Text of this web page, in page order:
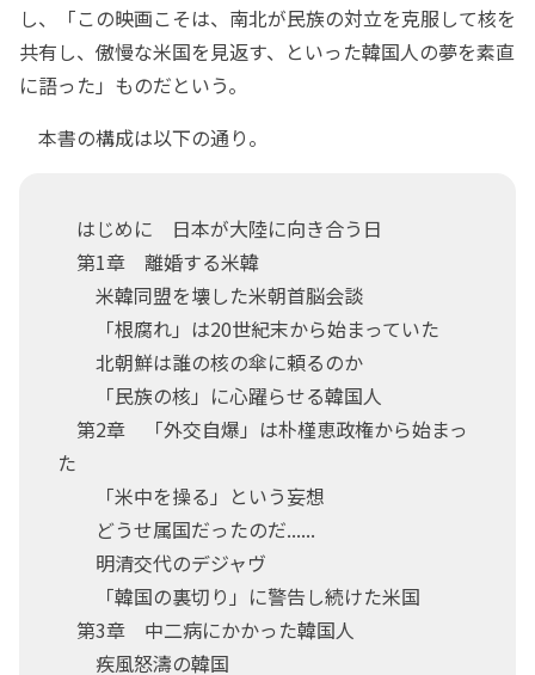
し、「この映画こそは、南北が民族の対立を克服して核を
共有し、傲慢な米国を見返す、といった韓国人の夢を素直
に語った」ものだという。
本書の構成は以下の通り。
はじめに 日本が大陸に向き合う日
第1章 離婚する米韓
米韓同盟を壊した米朝首脳会談
「根腐れ」は20世紀末から始まっていた
北朝鮮は誰の核の傘に頼るのか
「民族の核」に心躍らせる韓国人
第2章 「外交自爆」は朴槿恵政権から始まっ
た
「米中を操る」という妄想
どうせ属国だったのだ......
明清交代のデジャヴ
「韓国の裏切り」に警告し続けた米国
第3章 中二病にかかった韓国人
疾風怒濤の韓国